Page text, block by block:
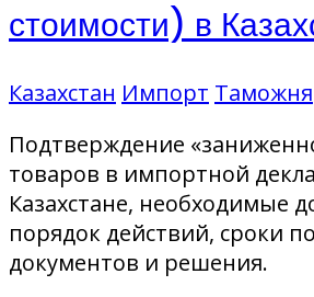
стоимости) в
Казахстан Импорт Таможня
Подтверждение
товаров в импортной
Казахстане, необходимые
порядок действий, сроки
документов и решения.